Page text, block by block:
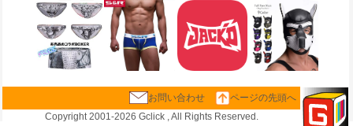
お問い合わせ
ページの先頭へ
Copyright 2001-2026 Gclick , All Rights Reserved.